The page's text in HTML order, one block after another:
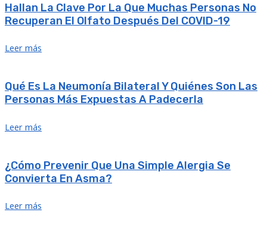
Hallan La Clave Por La Que Muchas Personas No
Recuperan El Olfato Después Del COVID-19
Leer más
Qué Es La Neumonía Bilateral Y Quiénes Son Las
Personas Más Expuestas A Padecerla
Leer más
¿Cómo Prevenir Que Una Simple Alergia Se
Convierta En Asma?
Leer más